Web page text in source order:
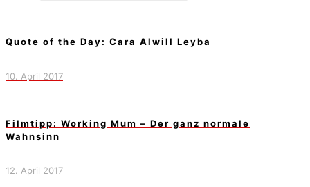
Quote of the Day: Cara Alwill Leyba
10. April 2017
Filmtipp: Working Mum – Der ganz normale
Wahnsinn
12. April 2017